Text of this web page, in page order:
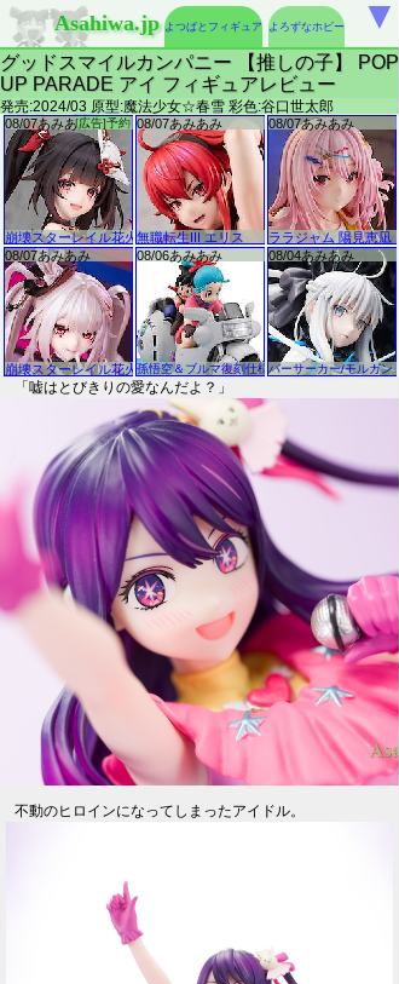
Asahiwa.jp よつばとフィギュア よろずなホビー
グッドスマイルカンパニー 【推しの子】 POP
UP PARADE アイ フィギュアレビュー
発売:2024/03 原型:魔法少女☆春雪 彩色:谷口世太郎
「嘘はとびきりの愛なんだよ？」
不動のヒロインになってしまったアイドル。
▼